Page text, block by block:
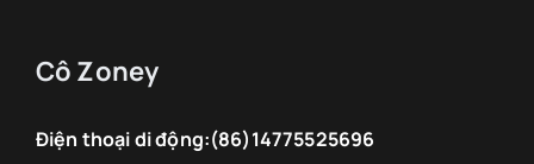
Cô Zoney
Điện thoại di động:(86)14775525696